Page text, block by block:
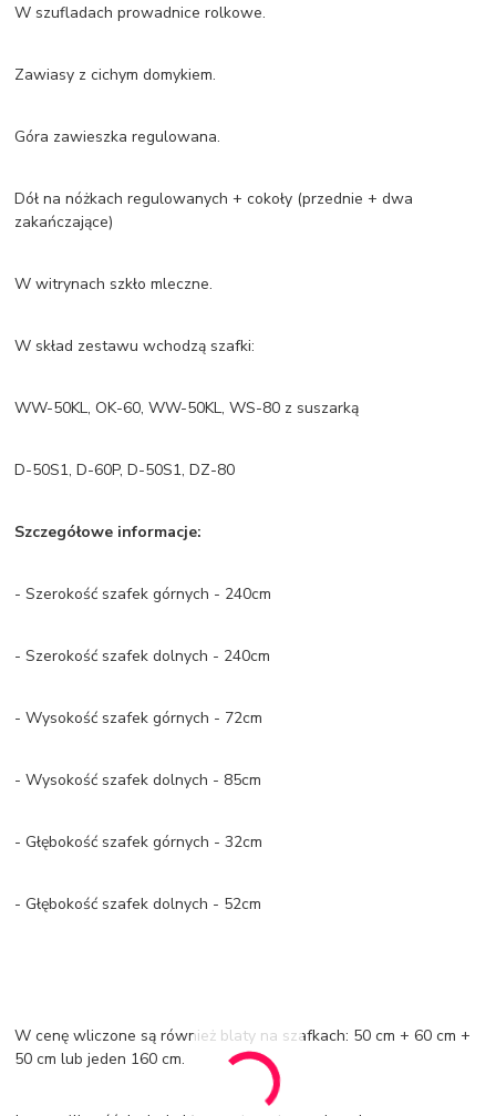
W szufladach prowadnice rolkowe.
Zawiasy z cichym domykiem.
Góra zawieszka regulowana.
Dół na nóżkach regulowanych + cokoły (przednie + dwa
zakańczające)
W witrynach szkło mleczne.
W skład zestawu wchodzą szafki:
WW-50KL, OK-60, WW-50KL, WS-80 z suszarką
D-50S1, D-60P, D-50S1, DZ-80
Szczegółowe informacje:
- Szerokość szafek górnych - 240cm
- Szerokość szafek dolnych - 240cm
- Wysokość szafek górnych - 72cm
- Wysokość szafek dolnych - 85cm
- Głębokość szafek górnych - 32cm
- Głębokość szafek dolnych - 52cm
W cenę wliczone są również blaty na szafkach: 50 cm + 60 cm +
50 cm lub jeden 160 cm.